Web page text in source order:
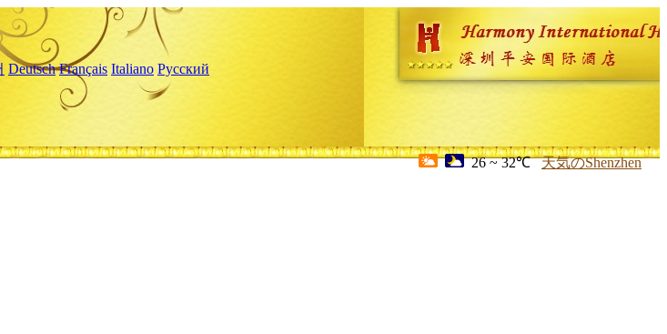
Deutsch Français Italiano Русский
26 ~ 32℃ 天気のShenzhen